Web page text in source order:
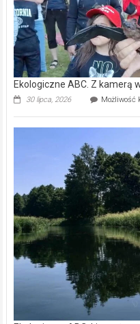
Ekologiczne ABC. Z kamerą
30 lipca, 2026 Możliwość